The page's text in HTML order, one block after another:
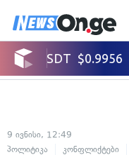
9 ივნისი, 12:49
პოლიტიკა
კონფლიქტები